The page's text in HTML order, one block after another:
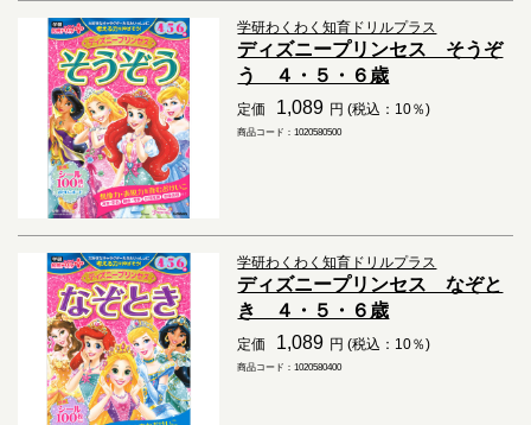
学研わくわく知育ドリルプラス
ディズニープリンセス そうぞ
う ４・５・６歳
定価 1,089 円 (税込：10％)
商品コード：1020580500
学研わくわく知育ドリルプラス
ディズニープリンセス なぞと
き ４・５・６歳
定価 1,089 円 (税込：10％)
商品コード：1020580400